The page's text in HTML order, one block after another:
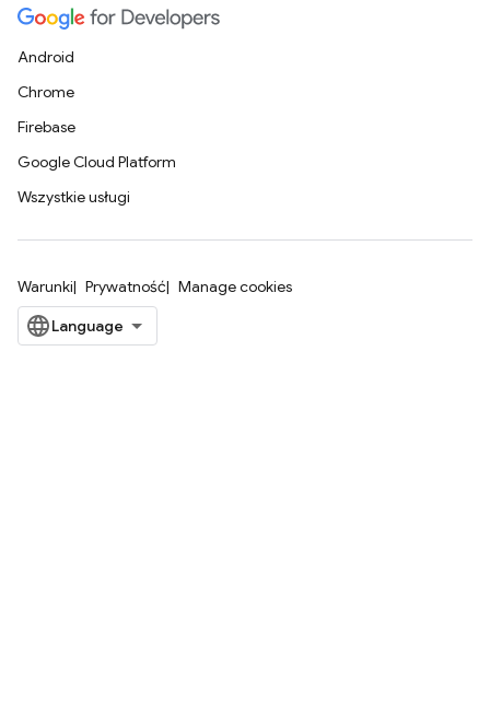
Android
Chrome
Firebase
Google Cloud Platform
Wszystkie usługi
Warunki Prywatność Manage cookies